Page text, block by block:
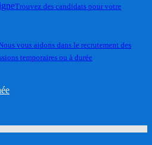
Trouvez des candidats pour votre
vous aidons dans le recrutement des
temporaires ou à durée